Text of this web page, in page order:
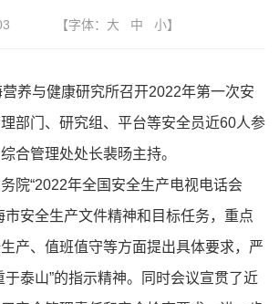
【字体： 大 中 小】
与健康研究所召开2022年第一次安
部门、研究组、平台等安全员近60人参
合管理处处长裴旸主持。
“2022年全国安全生产电视电话会
市安全生产文件精神和目标任务，重点
产、值班值守等方面提出具体要求，严
于泰山”的指示精神。同时会议宣贯了近